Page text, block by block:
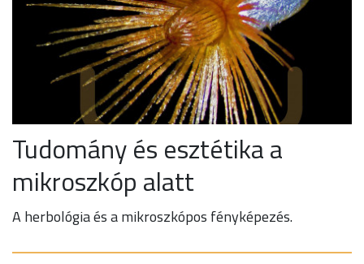
Tudomány és esztétika a
mikroszkóp alatt
A herbológia és a mikroszkópos fényképezés.